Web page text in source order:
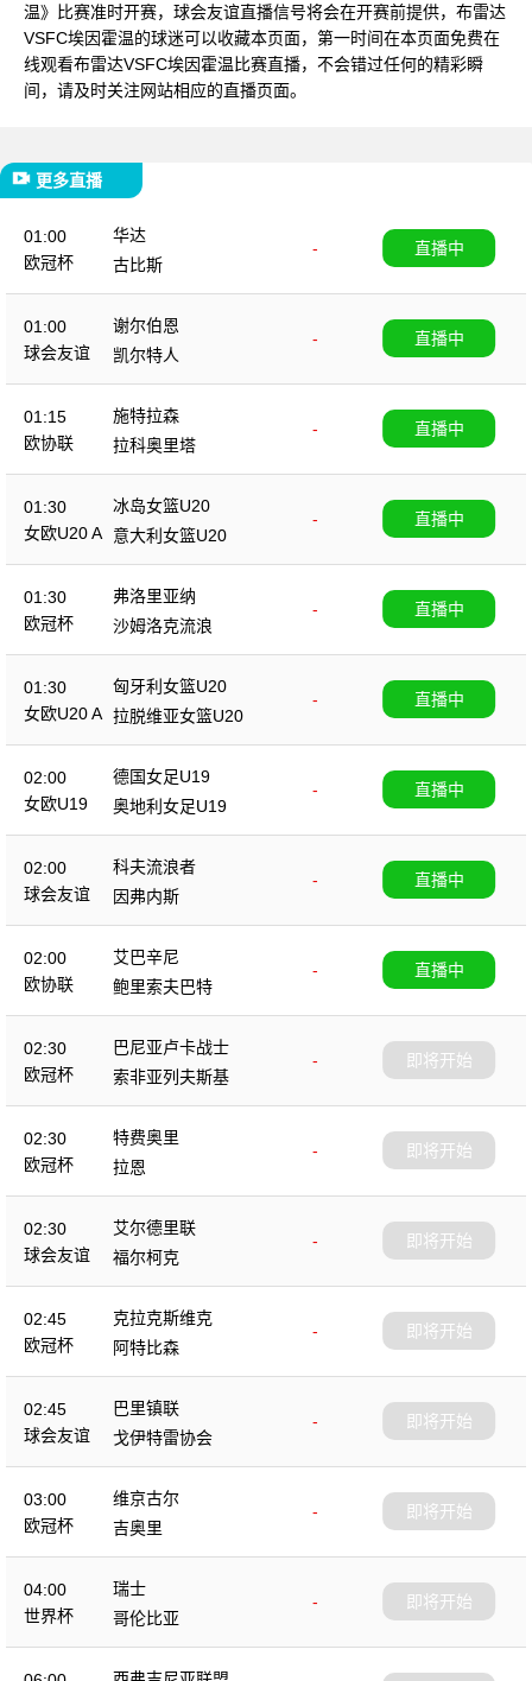
温》比赛准时开赛，球会友谊直播信号将会在开赛前提供，布雷达
VSFC埃因霍温的球迷可以收藏本页面，第一时间在本页面免费在
线观看布雷达VSFC埃因霍温比赛直播，不会错过任何的精彩瞬
间，请及时关注网站相应的直播页面。
更多直播
01:00
欧冠杯
华达
-
古比斯
直播中
01:00
球会友谊
谢尔伯恩
-
凯尔特人
直播中
01:15
欧协联
施特拉森
-
拉科奥里塔
直播中
01:30
女欧U20 A
冰岛女篮U20
-
意大利女篮U20
直播中
01:30
欧冠杯
弗洛里亚纳
-
沙姆洛克流浪
直播中
01:30
女欧U20 A
匈牙利女篮U20
-
拉脱维亚女篮U20
直播中
02:00
女欧U19
德国女足U19
-
奥地利女足U19
直播中
02:00
球会友谊
科夫流浪者
-
因弗内斯
直播中
02:00
欧协联
艾巴辛尼
-
鲍里索夫巴特
直播中
02:30
欧冠杯
巴尼亚卢卡战士
-
索非亚列夫斯基
即将开始
02:30
欧冠杯
特费奥里
-
拉恩
即将开始
02:30
球会友谊
艾尔德里联
-
福尔柯克
即将开始
02:45
欧冠杯
克拉克斯维克
-
阿特比森
即将开始
02:45
球会友谊
巴里镇联
-
戈伊特雷协会
即将开始
03:00
欧冠杯
维京古尔
-
吉奥里
即将开始
04:00
世界杯
瑞士
-
哥伦比亚
即将开始